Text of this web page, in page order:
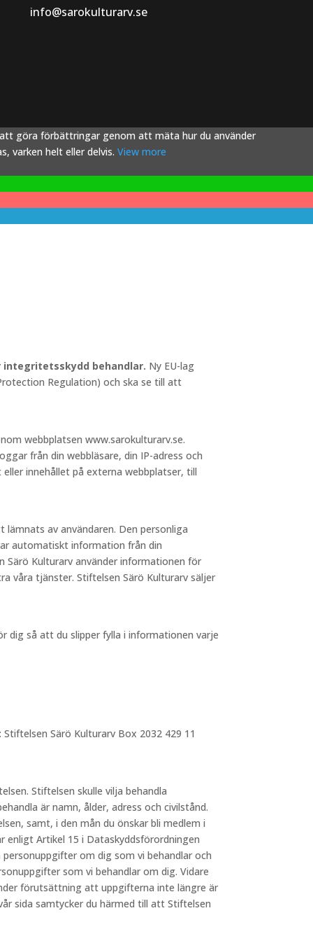
info@sarokulturarv.se
att göra förbättringar genom att mäta hur du använder
varken helt eller delvis. View more
behandlar. Ny EU-lag
Regulation) och ska se till att
webbplatsen www.sarokulturarv.se.
från din webbläsare, din IP-adress och
innehållet på externa webbplatser, till
av användaren. Den personliga
automatiskt information från din
Särö Kulturarv använder informationen för
våra tjänster. Stiftelsen Särö Kulturarv säljer
dig så att du slipper fylla i informationen varje
Särö Kulturarv Box 2032 429 11
Stiftelsen skulle vilja behandla
är namn, ålder, adress och civilstånd.
samt, i den mån du önskar bli medlem i
enligt Artikel 15 i Dataskyddsförordningen
om dig som vi behandlar och
som vi behandlar om dig. Vidare
förutsättning att uppgifterna inte längre är
sida samtycker du härmed till att Stiftelsen